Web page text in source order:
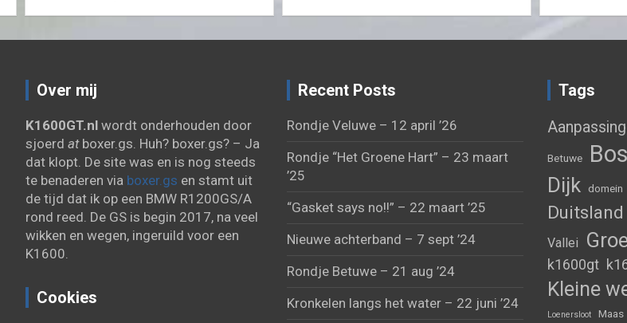
Over mij
K1600GT.nl wordt onderhouden door
sjoerd atboxer.gs. Huh? boxer.gs? – Ja
dat klopt. De site was en is nog steeds
te benaderen via boxer.gs en stamt uit
de tijd dat ik op een BMW R1200GS/A
rond reed. De GS is begin 2017, na veel
wikken en wegen, ingeruild voor een
K1600.
Cookies
Recent Posts
Rondje Veluwe – 12 april ’26
Rondje “Het Groene Hart” – 23 maart
’25
“Gasket says no!!” – 22 maart ’25
Nieuwe achterband – 7 sept ’24
Rondje Betuwe – 21 aug ’24
Kronkelen langs het water – 22 juni ’24
Tags
Betuwe Bos
Dijk domein
Duitsland
Vallei
k1600gt
Kleine
Loenersloot Maas